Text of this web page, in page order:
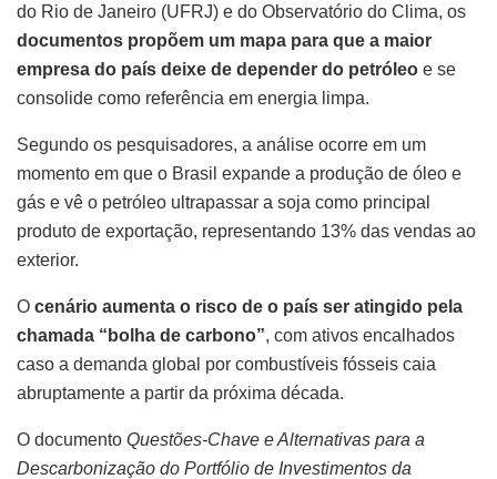
do Rio de Janeiro (UFRJ) e do Observatório do Clima, os
documentos propõem um mapa para que a maior
empresa do país deixe de depender do petróleo e se
consolide como referência em energia limpa.
Segundo os pesquisadores, a análise ocorre em um
momento em que o Brasil expande a produção de óleo e
gás e vê o petróleo ultrapassar a soja como principal
produto de exportação, representando 13% das vendas ao
exterior.
O cenário aumenta o risco de o país ser atingido pela
chamada “bolha de carbono”, com ativos encalhados
caso a demanda global por combustíveis fósseis caia
abruptamente a partir da próxima década.
O documento Questões-Chave e Alternativas para a
Descarbonização do Portfólio de Investimentos da